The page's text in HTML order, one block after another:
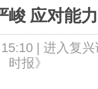
峻 应对能
| 进入复兴
时报》